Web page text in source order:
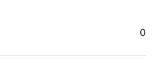
0